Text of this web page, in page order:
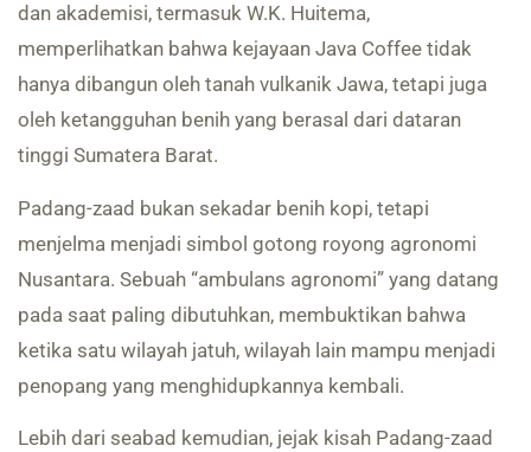
dan akademisi, termasuk W.K. Huitema,
memperlihatkan bahwa kejayaan Java Coffee tidak
hanya dibangun oleh tanah vulkanik Jawa, tetapi juga
oleh ketangguhan benih yang berasal dari dataran
tinggi Sumatera Barat.
Padang-zaad bukan sekadar benih kopi, tetapi
menjelma menjadi simbol gotong royong agronomi
Nusantara. Sebuah “ambulans agronomi” yang datang
pada saat paling dibutuhkan, membuktikan bahwa
ketika satu wilayah jatuh, wilayah lain mampu menjadi
penopang yang menghidupkannya kembali.
Lebih dari seabad kemudian, jejak kisah Padang-zaad